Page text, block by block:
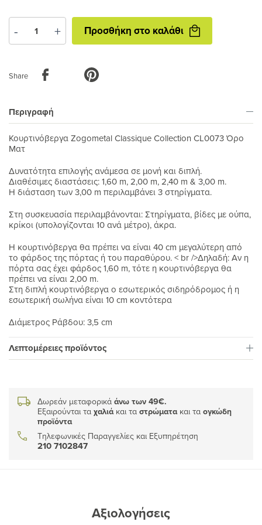
Προσθήκη
στο
καλάθι
- + Προσθήκη στο καλάθι
Share
Περιγραφή
Κουρτινόβεργα Zogometal Classique Collection CL0073 Όρο
Ματ
Δυνατότητα επιλογής ανάμεσα σε μονή και διπλή.
Διαθέσιμες διαστάσεις: 1,60 m, 2,00 m, 2,40 m & 3,00 m.
Η διάσταση των 3,00 m περιλαμβάνει 3 στηρίγματα.
Στη συσκευασία περιλαμβάνονται: Στηρίγματα, βίδες με ούπα,
κρίκοι (υπολογίζονται 10 ανά μέτρο), άκρα.
H κουρτινόβεργα θα πρέπει να είναι 40 cm μεγαλύτερη από
το φάρδος της πόρτας ή του παραθύρου. < br />Δηλαδή: Αν η
πόρτα σας έχει φάρδος 1,60 m, τότε η κουρτινόβεργα θα
πρέπει να είναι 2,00 m.
Στη διπλή κουρτινόβεργα ο εσωτερικός σιδηρόδρομος ή η
εσωτερική σωλήνα είναι 10 cm κοντότερα
Διάμετρος Ράβδου: 3,5 cm
Λεπτομέρειες προϊόντος
Δωρεάν μεταφορικά άνω των 49€.
Εξαιρούνται τα χαλιάκαι τα στρώματακαι τα ογκώδη
προϊόντα
Τηλεφωνικές Παραγγελίες και Εξυπηρέτηση
210 7102847
Αξιολογήσεις